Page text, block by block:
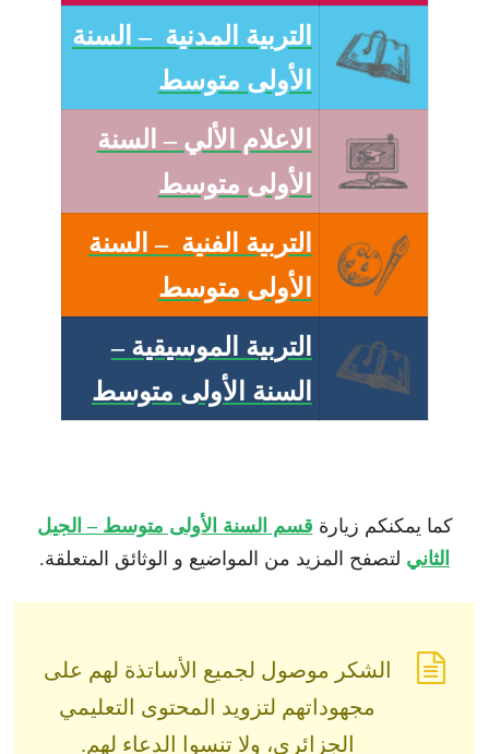
التربية المدنية – السنة
الأولى متوسط
الاعلام الألي – السنة
الأولى متوسط
التربية الفنية – السنة
الأولى متوسط
التربية الموسيقية –
السنة الأولى متوسط
كما يمكنكم زيارة قسم السنة الأولى متوسط – الجيل
الثاني لتصفح المزيد من المواضيع و الوثائق المتعلقة.
الشكر موصول لجميع الأساتذة لهم على
مجهوداتهم لتزويد المحتوى التعليمي
الجزائري، ولا تنسوا الدعاء لهم.